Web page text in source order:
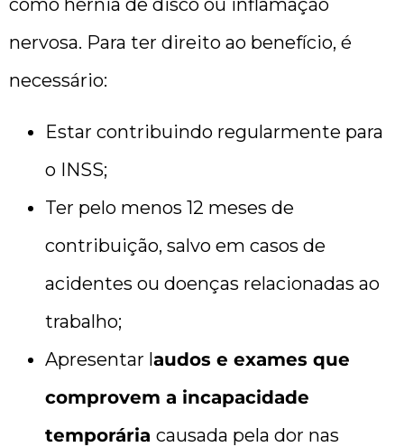
como hérnia de disco ou inflamação
nervosa. Para ter direito ao benefício, é
necessário:
Estar contribuindo regularmente para
o INSS;
Ter pelo menos 12 meses de
contribuição, salvo em casos de
acidentes ou doenças relacionadas ao
trabalho;
Apresentar laudos e exames que
comprovem a incapacidade
temporária causada pela dor nas